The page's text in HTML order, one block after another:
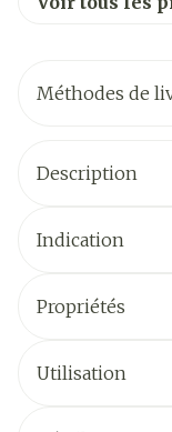
Méthodes de
Description
Indication
Propriétés
Utilisation